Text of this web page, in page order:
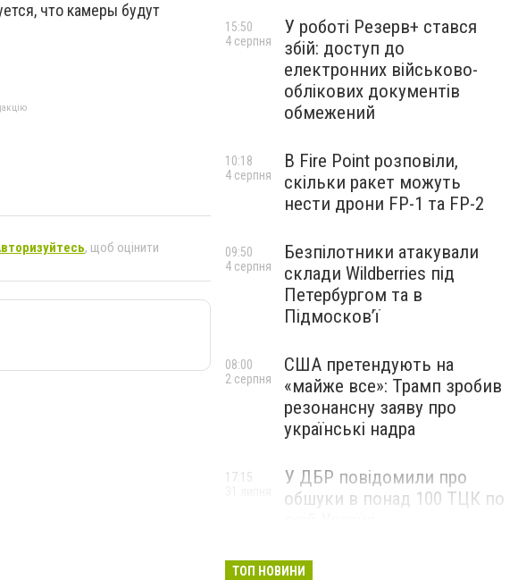
что камеры будут
, щоб оцінити
У роботі Резерв+ стався
збій: доступ до
електронних військово-
облікових документів
обмежений
15:50
4 серпня
В Fire Point розповіли,
скільки ракет можуть
нести дрони FP-1 та FP-2
10:18
4 серпня
Безпілотники атакували
склади Wildberries під
Петербургом та в
Підмосков’ї
09:50
4 серпня
США претендують на
«майже все»: Трамп зробив
резонансну заяву про
українські надра
08:00
2 серпня
У ДБР повідомили про
обшуки в понад 100 ТЦК по
17:15
ТОП НОВИНИ